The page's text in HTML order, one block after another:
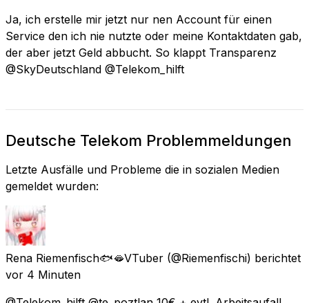
Ja, ich erstelle mir jetzt nur nen Account für einen
Service den ich nie nutzte oder meine Kontaktdaten gab,
der aber jetzt Geld abbucht. So klappt Transparenz
@SkyDeutschland @Telekom_hilft
Deutsche Telekom Problemmeldungen
Letzte Ausfälle und Probleme die in sozialen Medien
gemeldet wurden:
Rena Riemenfisch🐟🫦VTuber (@Riemenfischi) berichtet
vor 4 Minuten